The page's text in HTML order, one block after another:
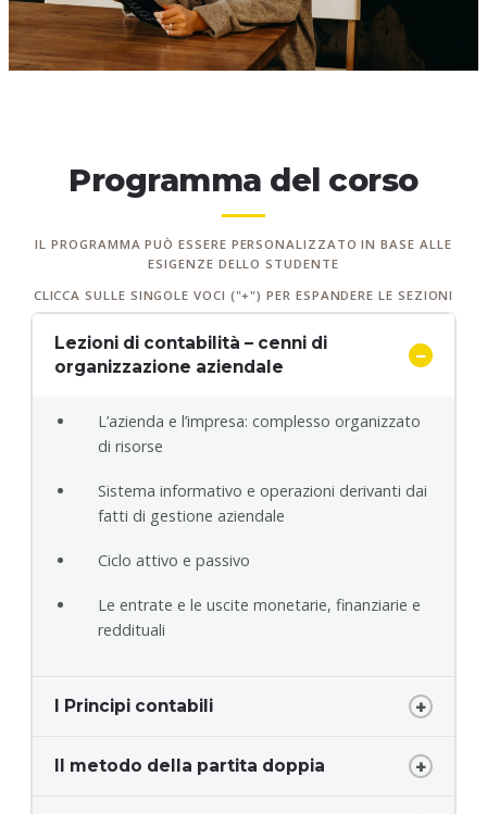
Programma del corso
IL PROGRAMMA PUÒ ESSERE PERSONALIZZATO IN BASE ALLE
ESIGENZE DELLO STUDENTE
CLICCA SULLE SINGOLE VOCI ("+") PER ESPANDERE LE SEZIONI
Lezioni di contabilità – cenni di
organizzazione aziendale
L’azienda e l’impresa: complesso organizzato
di risorse
Sistema informativo e operazioni derivanti dai
fatti di gestione aziendale
Ciclo attivo e passivo
Le entrate e le uscite monetarie, finanziarie e
reddituali
I Principi contabili
Il metodo della partita doppia